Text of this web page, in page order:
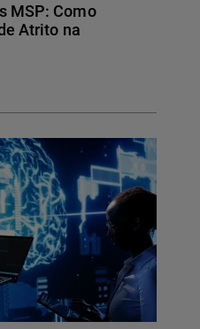
MSP: Como
Atrito na